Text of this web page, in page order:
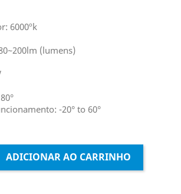
6000ºk
(lumens)
-20° to 60°
ADICIONAR AO CARRINHO